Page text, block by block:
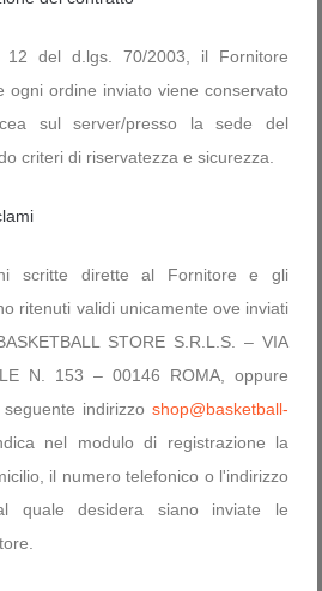
12 del d.lgs. 70/2003, il Fornitore
ogni ordine inviato viene conservato
sul server/presso la sede del
criteri di riservatezza e sicurezza.
scritte dirette al Fornitore e gli
ritenuti validi unicamente ove inviati
STORE S.R.L.S. – VIA
N. 153 – 00146 ROMA, oppure
indirizzo shop@basketball-
nel modulo di registrazione la
il numero telefonico o l'indirizzo
quale desidera siano inviate le